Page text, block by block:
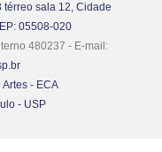
térreo sala 12, Cidade
05508-020
480237 - E-mail:
- ECA
- USP